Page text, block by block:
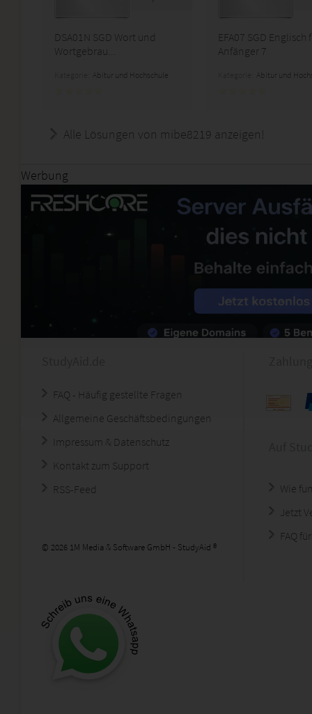
DSA01N SGD Wort und
Wortgebrau...
Abitur und Hochschule
EFA07 SGD Englisch
Anfänger 7
Abitur und
Alle Lösungen von mibe8219 anzeigen!
Werbung
FAQ - Häufig gestellte Fragen
Allgemeine Geschäftsbedingungen
Impressum & Datenschutz
Kontakt zum Support
RSS-Feed
© 2026 1M Media & Software GmbH - StudyAid ®
Wie
Jetzt
FAQ